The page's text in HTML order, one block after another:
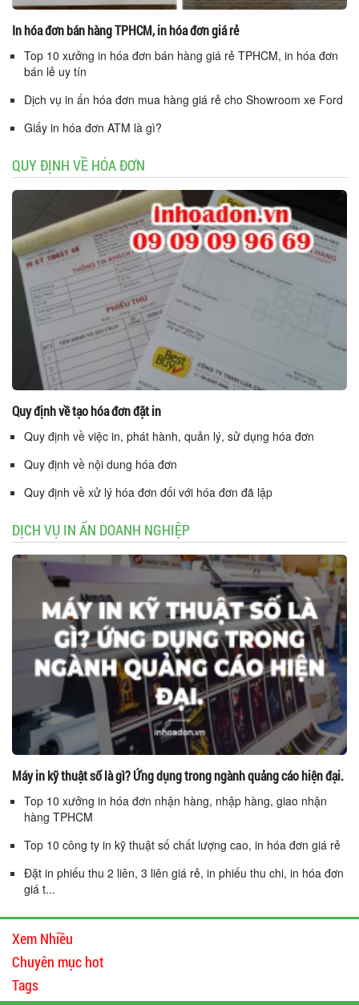
In hóa đơn bán hàng TPHCM, in hóa đơn giá rẻ
Top 10 xưởng in hóa đơn bán hàng giá rẻ TPHCM, in hóa đơn
bán lẻ uy tín
Dịch vụ in ấn hóa đơn mua hàng giá rẻ cho Showroom xe Ford
Giấy in hóa đơn ATM là gì?
QUY ĐỊNH VỀ HÓA ĐƠN
Quy định về tạo hóa đơn đặt in
Quy định về việc in, phát hành, quản lý, sử dụng hóa đơn
Quy định về nội dung hóa đơn
Quy định về xử lý hóa đơn đối với hóa đơn đã lập
DỊCH VỤ IN ẤN DOANH NGHIỆP
Máy in kỹ thuật số là gì? Ứng dụng trong ngành quảng cáo hiện đại.
Top 10 xưởng in hóa đơn nhận hàng, nhập hàng, giao nhận
hàng TPHCM
Top 10 công ty in kỹ thuật số chất lượng cao, in hóa đơn giá rẻ
Đặt in phiếu thu 2 liên, 3 liên giá rẻ, in phiếu thu chi, in hóa đơn
giá t...
Xem Nhiều
Chuyên mục hot
Tags